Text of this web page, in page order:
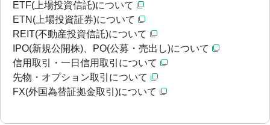
ETF(上場投資信託)について
ETN(上場投資証券)について
REIT(不動産投資信託)について
IPO(新規公開株)、PO(公募・売出し)について
信用取引・一日信用取引について
先物・オプション取引について
FX(外国為替証拠金取引)について